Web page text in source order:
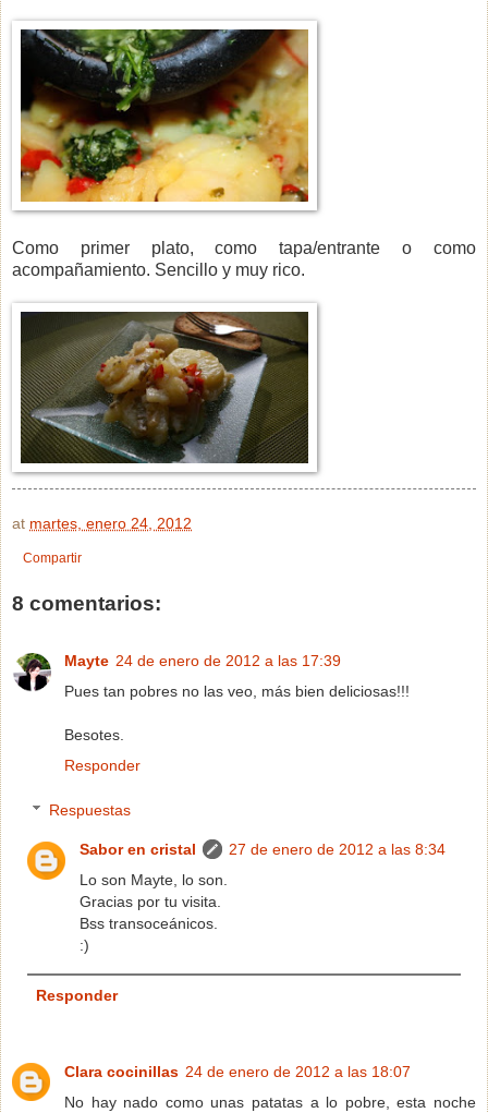
Como primer plato, como tapa/entrante o como
acompañamiento. Sencillo y muy rico.
at martes, enero 24, 2012
Compartir
8 comentarios:
Mayte 24 de enero de 2012 a las 17:39
Pues tan pobres no las veo, más bien deliciosas!!!
Besotes.
Responder
Respuestas
Sabor en cristal
27 de enero de 2012 a las 8:34
Lo son Mayte, lo son.
Gracias por tu visita.
Bss transoceánicos.
:)
Responder
Clara cocinillas 24 de enero de 2012 a las 18:07
No hay nado como unas patatas a lo pobre, esta noche